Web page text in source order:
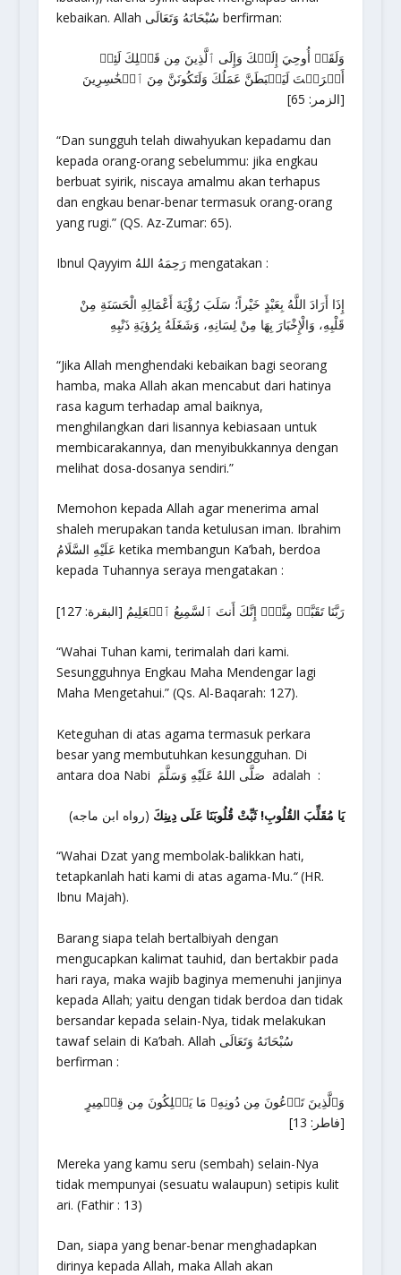
kebaikan. Allah سُبْحَانَهُ وَتَعَالَى berfirman:
وَلَقَدۡ أُوحِيَ إِلَيۡكَ وَإِلَى ٱلَّذِينَ مِن قَبۡلِكَ لَئِنۡ
أَشۡرَكۡتَ لَيَحۡبَطَنَّ عَمَلُكَ وَلَتَكُونَنَّ مِنَ ٱلۡخَٰسِرِينَ
[الزمر: 65]
“Dan sungguh telah diwahyukan kepadamu dan
kepada orang-orang sebelummu: jika engkau
berbuat syirik, niscaya amalmu akan terhapus
dan engkau benar-benar termasuk orang-orang
yang rugi.” (QS. Az-Zumar: 65).
Ibnul Qayyim رَحِمَهُ اللهُ mengatakan :
إِذَا أَرَادَ اللَّهُ بِعَبْدٍ خَيْراً؛ سَلَبَ رُؤْيَةَ أَعْمَالِهِ الْحَسَنَةِ مِنْ
قَلْبِهِ، وَالْإِخْبَارَ بِهَا مِنْ لِسَانِهِ، وَشَغَلَهُ بِرُؤيَةِ ذَنْبِهِ
“Jika Allah menghendaki kebaikan bagi seorang
hamba, maka Allah akan mencabut dari hatinya
rasa kagum terhadap amal baiknya,
menghilangkan dari lisannya kebiasaan untuk
membicarakannya, dan menyibukkannya dengan
melihat dosa-dosanya sendiri.”
Memohon kepada Allah agar menerima amal
shaleh merupakan tanda ketulusan iman. Ibrahim
عَلَيْهِ السَّلَامُ ketika membangun Ka’bah, berdoa
kepada Tuhannya seraya mengatakan :
رَبَّنَا تَقَبَّلۡ مِنَّآۖ إِنَّكَ أَنتَ ٱلسَّمِيعُ ٱلۡعَلِيمُ [البقرة: 127]
“Wahai Tuhan kami, terimalah dari kami.
Sesungguhnya Engkau Maha Mendengar lagi
Maha Mengetahui.” (Qs. Al-Baqarah: 127).
Keteguhan di atas agama termasuk perkara
besar yang membutuhkan kesungguhan. Di
antara doa Nabi صَلَّى اللهُ عَلَيْهِ وَسَلَّمَ adalah :
يَا مُقَلِّبَ القُلُوبِ! ثَبِّتْ قُلُوبَنَا عَلَى دِينِكَ (رواه ابن ماجه)
“Wahai Dzat yang membolak-balikkan hati,
tetapkanlah hati kami di atas agama-Mu.“(HR.
Ibnu Majah).
Barang siapa telah bertalbiyah dengan
mengucapkan kalimat tauhid, dan bertakbir pada
hari raya, maka wajib baginya memenuhi janjinya
kepada Allah; yaitu dengan tidak berdoa dan tidak
bersandar kepada selain-Nya, tidak melakukan
tawaf selain di Ka’bah. Allah سُبْحَانَهُ وَتَعَالَى
berfirman :
وَٱلَّذِينَ تَدۡعُونَ مِن دُونِهِۦ مَا يَمۡلِكُونَ مِن قِطۡمِيرٍ
[فاطر: 13]
Mereka yang kamu seru (sembah) selain-Nya
tidak mempunyai (sesuatu walaupun) setipis kulit
ari. (Fathir : 13)
Dan, siapa yang benar-benar menghadapkan
dirinya kepada Allah, maka Allah akan